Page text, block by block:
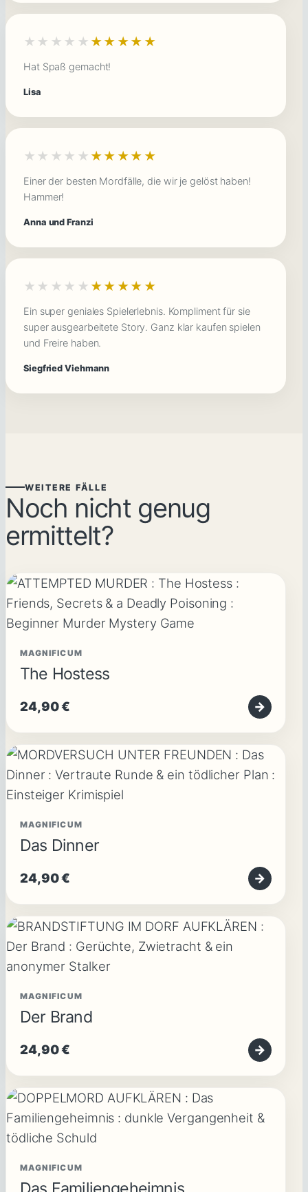
★★★★★ ★★★★★
Hat Spaß gemacht!
Lisa
★★★★★ ★★★★★
Einer der besten Mordfälle, die wir je gelöst haben!
Hammer!
Anna und Franzi
★★★★★ ★★★★★
Ein super geniales Spielerlebnis. Kompliment für sie
super ausgearbeitete Story. Ganz klar kaufen spielen
und Freire haben.
Siegfried Viehmann
WEITERE FÄLLE
Noch nicht genug
ermittelt?
MAGNIFICUM
The Hostess
24,90€ →
MAGNIFICUM
Das Dinner
24,90€ →
MAGNIFICUM
Der Brand
24,90€ →
MAGNIFICUM